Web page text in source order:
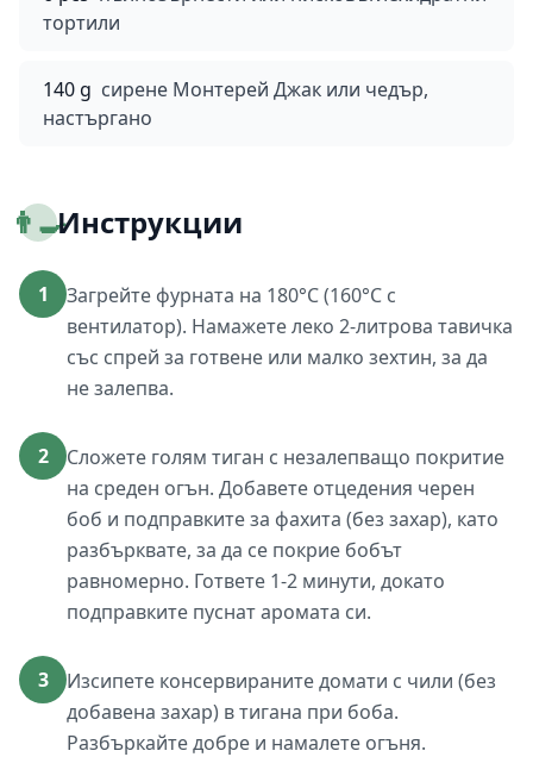
тортили
140 g сирене Монтерей Джак или чедър,
настъргано
👨‍🍳Инструкции
1
Загрейте фурната на 180°C (160°C с
вентилатор). Намажете леко 2-литрова тавичка
със спрей за готвене или малко зехтин, за да
не залепва.
2
Сложете голям тиган с незалепващо покритие
на среден огън. Добавете отцедения черен
боб и подправките за фахита (без захар), като
разбърквате, за да се покрие бобът
равномерно. Гответе 1-2 минути, докато
подправките пуснат аромата си.
3
Изсипете консервираните домати с чили (без
добавена захар) в тигана при боба.
Разбъркайте добре и намалете огъня.